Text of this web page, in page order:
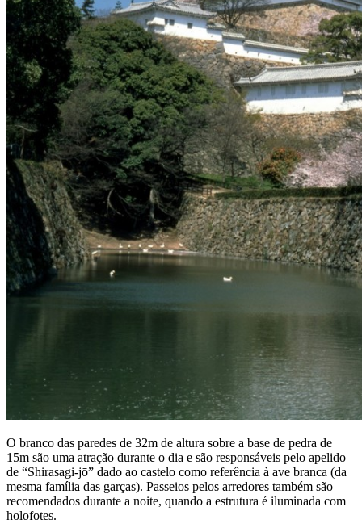
O branco das paredes de 32m de altura sobre a base de pedra de
15m são uma atração durante o dia e são responsáveis pelo apelido
de “Shirasagi-jō” dado ao castelo como referência à ave branca (da
mesma família das garças). Passeios pelos arredores também são
recomendados durante a noite, quando a estrutura é iluminada com
holofotes.